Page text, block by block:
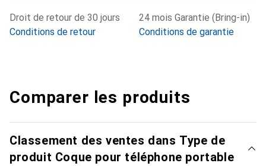
Droit de retour de 30 jours
Conditions de retour
24 mois Garantie (Bring-in)
Conditions de garantie
Comparer les produits
Classement des ventes dans Type de
produit Coque pour téléphone portable